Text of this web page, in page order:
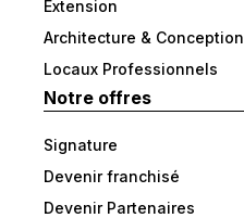
Extension
Architecture & Conception
Locaux Professionnels
Notre offres
Signature
Devenir franchisé
Devenir Partenaires